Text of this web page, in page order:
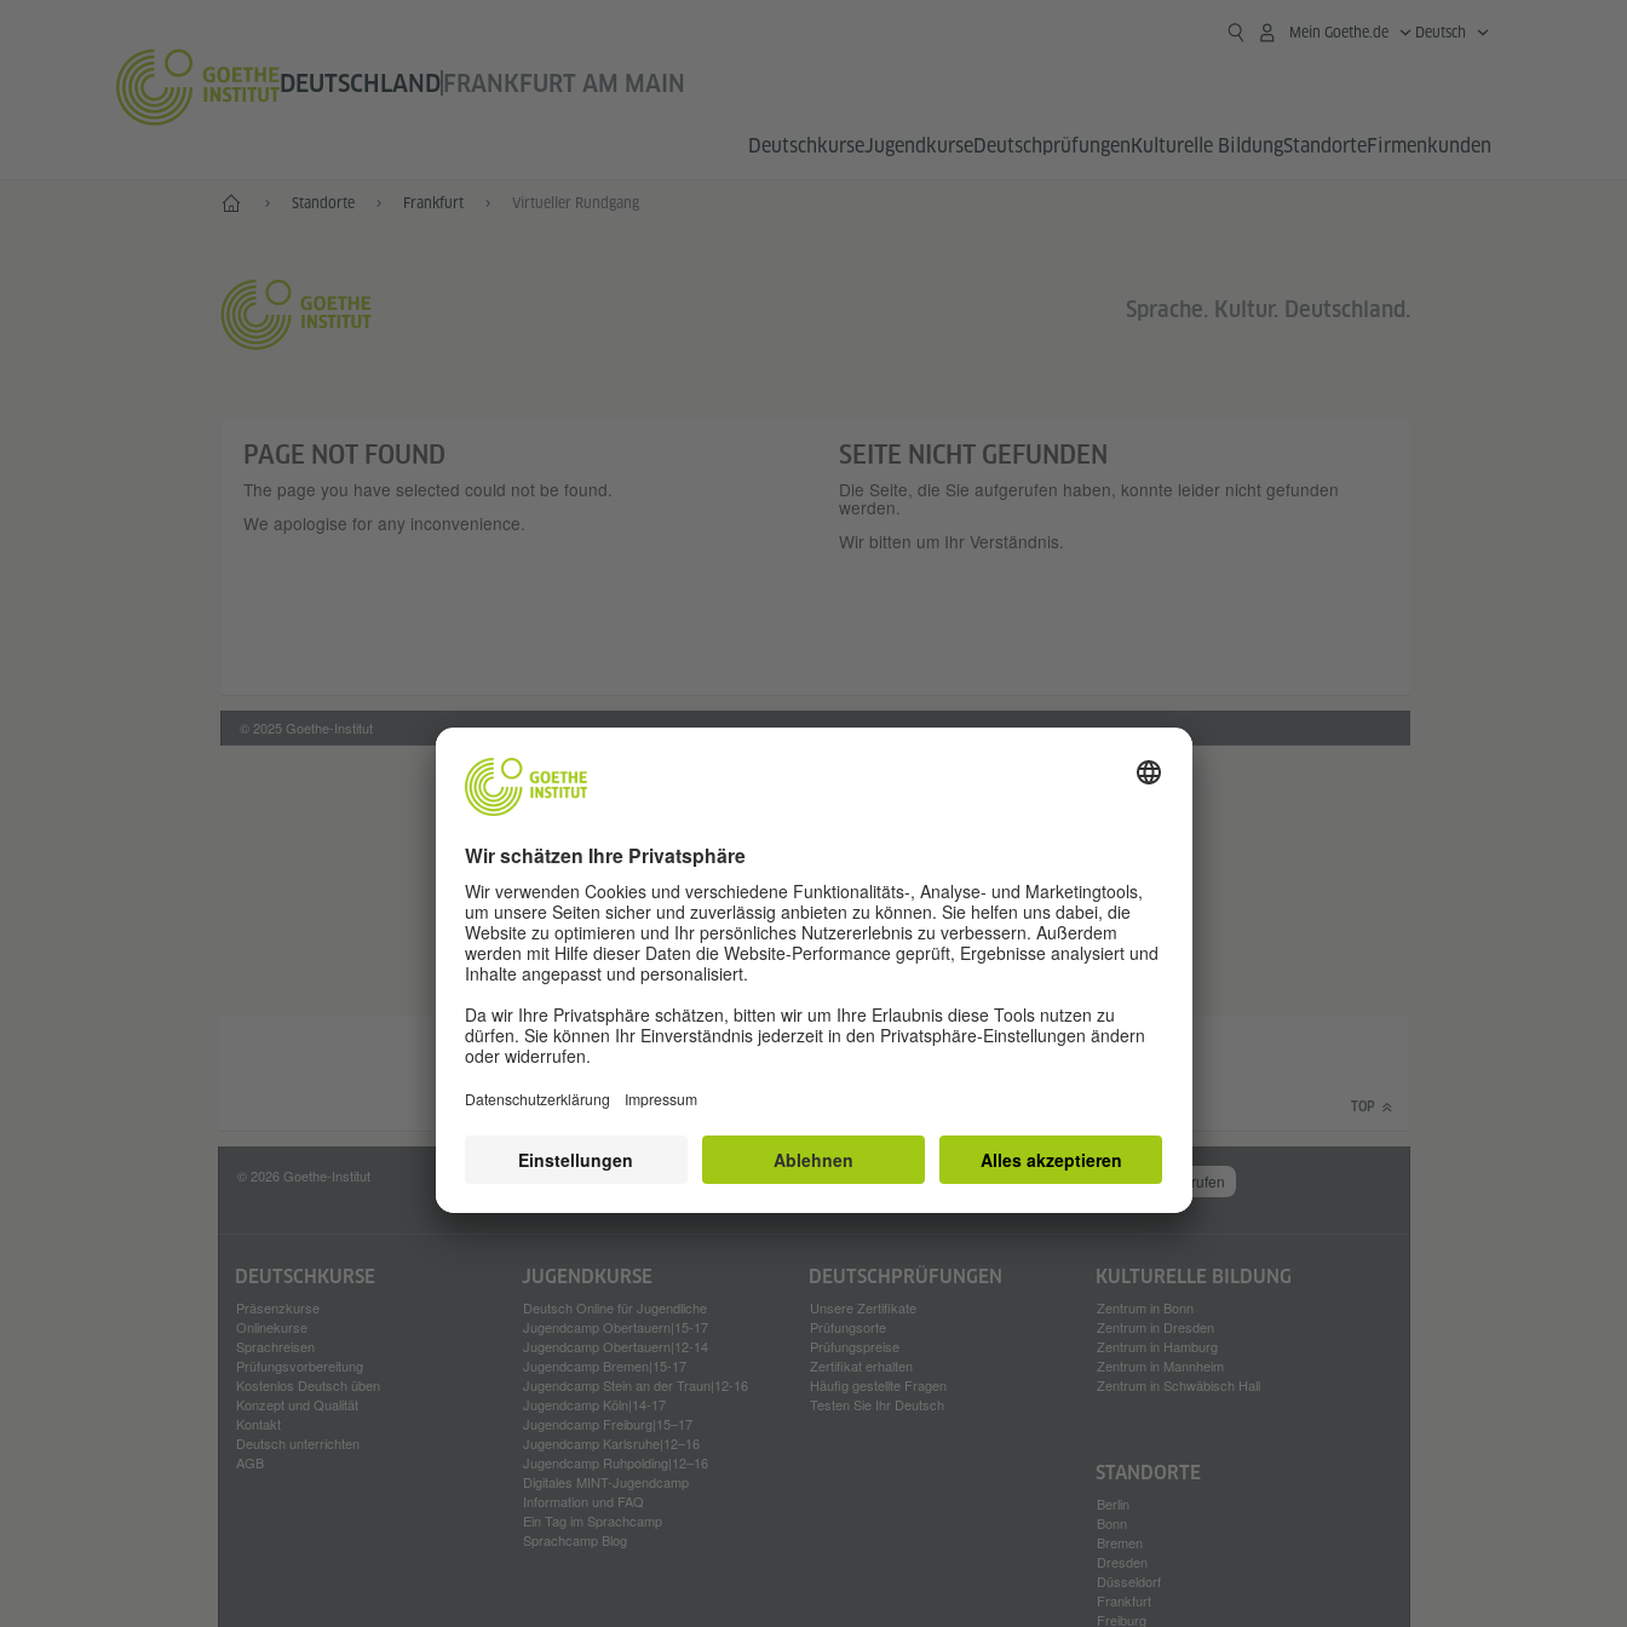
DEUTSCHLANDFRANKFURT AM MAIN
Mein Goethe.de Deutsch
Deutsch­kurseJugend­kurseDeutsch­prüfungenKulturelle BildungStandorteFirmen­kunden
-- Standorte Frankfurt Virtueller Rundgang
TOP
© 2026 Goethe-Institut Vertrag widerrufen
DEUTSCH­KURSE
Präsenzkurse
Onlinekurse
Sprach­reisen
Prüfungsvorbereitung
Kostenlos Deutsch üben
Konzept und Qualität
Kontakt
Deutsch unterrichten
AGB
JUGEND­KURSE
Deutsch Online für Jugendliche
Jugendcamp Obertauern|15-17
Jugendcamp Obertauern|12-14
Jugendcamp Bremen|15-17
Jugendcamp Stein an der Traun|12-16
Jugendcamp Köln|14-17
Jugendcamp Freiburg|15–17
Jugendcamp Karlsruhe|12–16
Jugendcamp Ruhpolding|12–16
Digitales MINT-Jugendcamp
Information und FAQ
Ein Tag im Sprachcamp
Sprachcamp Blog
DEUTSCH­PRÜFUNGEN
Unsere Zertifikate
Prüfungsorte
Prüfungspreise
Zertifikat erhalten
Häufig gestellte Fragen
Testen Sie Ihr Deutsch
KULTURELLE BILDUNG
Zentrum in Bonn
Zentrum in Dresden
Zentrum in Hamburg
Zentrum in Mannheim
Zentrum in Schwäbisch Hall
STANDORTE
Berlin
Bonn
Bremen
Dresden
Düsseldorf
Frankfurt
Freiburg